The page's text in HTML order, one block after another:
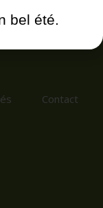
Contact
bel été.